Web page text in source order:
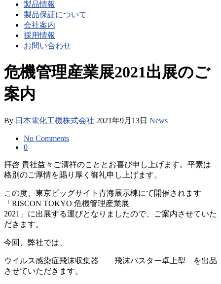
製品情報
製品保証について
会社案内
採用情報
お問い合わせ
危機管理産業展2021出展のご
案内
By 日本電化工機株式会社 2021年9月13日 News
No Comments
0
拝啓 貴社益々ご清祥のこととお喜び申し上げます。平素は
格別のご厚情を賜り厚く御礼申し上げます。
この度、東京ビッグサイト青海展示棟にて開催されます
「RISCON TOKYO 危機管理産業展
2021」に出展する運びとなりましたので、ご案内させていた
だきます。
今回、弊社では、
ウイルス感染症飛沫収集器 飛沫バスター卓上型 を出品
させていただきます。